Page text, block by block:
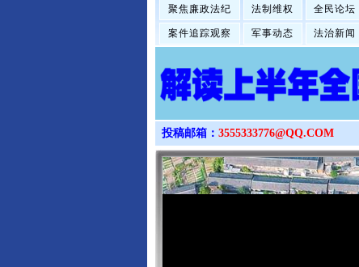
聚焦廉政法纪 法制维权 全民论坛
案件追踪观察 军事动态 法治新闻
投稿邮箱： 3555333776@QQ.COM